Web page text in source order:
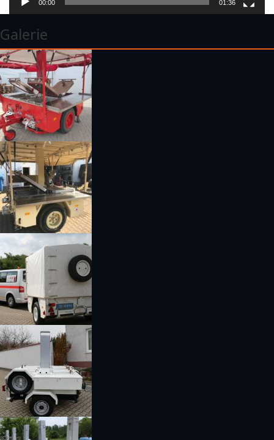
00:00 01:36
Galerie